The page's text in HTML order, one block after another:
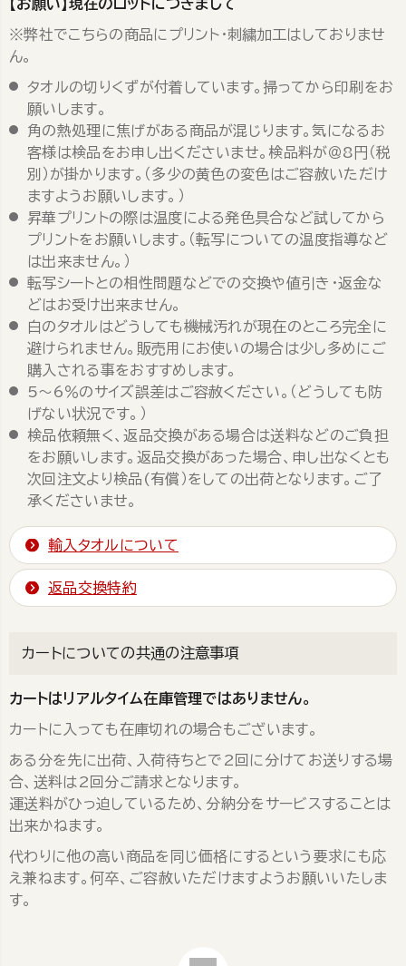
【お願い】現在のロットにつきまして
※弊社でこちらの商品にプリント・刺繍加工はしておりませ
ん。
タオルの切りくずが付着しています。掃ってから印刷をお
願いします。
角の熱処理に焦げがある商品が混じります。気になるお
客様は検品をお申し出くださいませ。検品料が＠8円（税
別）が掛かります。（多少の黄色の変色はご容赦いただけ
ますようお願いします。）
昇華プリントの際は温度による発色具合など試してから
プリントをお願いします。（転写についての温度指導など
は出来ません。）
転写シートとの相性問題などでの交換や値引き・返金な
どはお受け出来ません。
白のタオルはどうしても機械汚れが現在のところ完全に
避けられません。販売用にお使いの場合は少し多めにご
購入される事をおすすめします。
5～6％のサイズ誤差はご容赦ください。（どうしても防
げない状況です。）
検品依頼無く、返品交換がある場合は送料などのご負担
をお願いします。返品交換があった場合、申し出なくとも
次回注文より検品(有償）をしての出荷となります。ご了
承くださいませ。
輸入タオルについて
返品交換特約
カートについての共通の注意事項
カートはリアルタイム在庫管理ではありません。
カートに入っても在庫切れの場合もございます。
ある分を先に出荷、入荷待ちとで2回に分けてお送りする場
合、送料は2回分ご請求となります。
運送料がひっ迫しているため、分納分をサービスすることは
出来かねます。
代わりに他の高い商品を同じ価格にするという要求にも応
え兼ねます。何卒、ご容赦いただけますようお願いいたしま
す。